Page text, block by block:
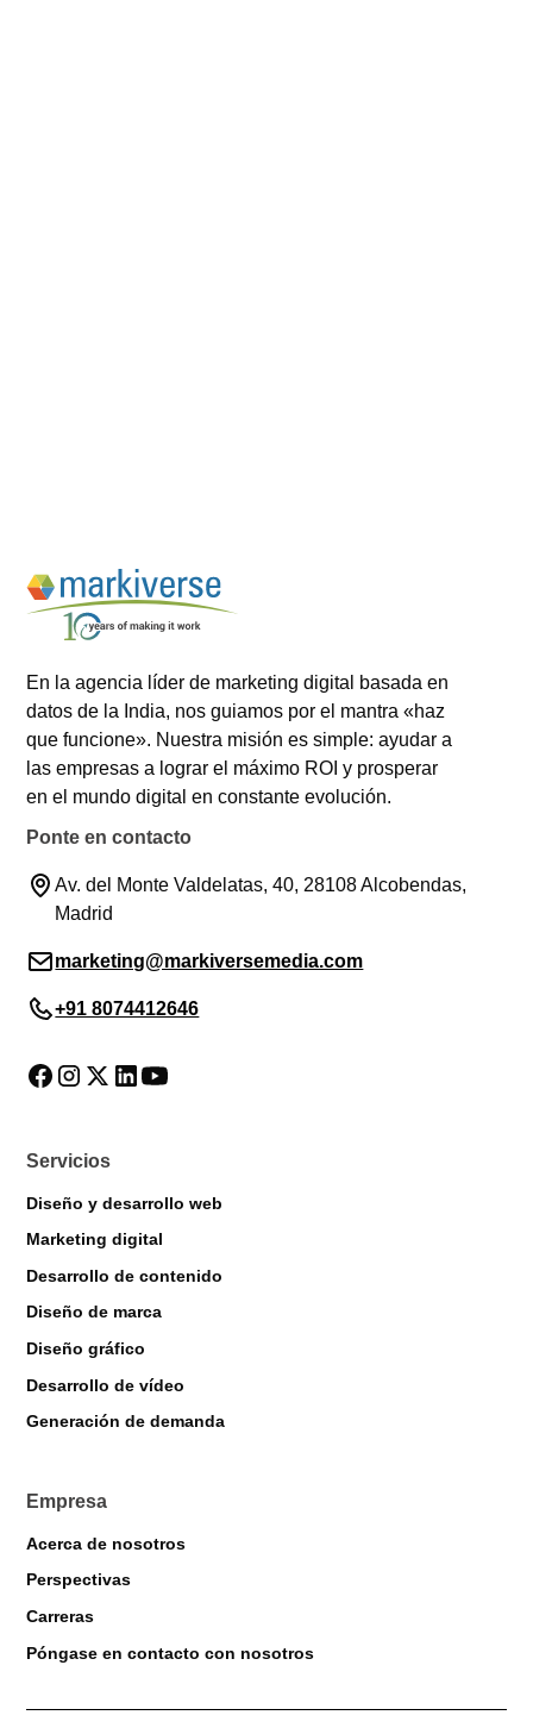
En la agencia líder de marketing digital basada en
datos de la India, nos guiamos por el mantra «haz
que funcione». Nuestra misión es simple: ayudar a
las empresas a lograr el máximo ROI y prosperar
en el mundo digital en constante evolución.
Ponte en contacto
Av. del Monte Valdelatas, 40, 28108 Alcobendas,
Madrid
marketing@markiversemedia.com
+91 8074412646
Servicios
Diseño y desarrollo web
Marketing digital
Desarrollo de contenido
Diseño de marca
Diseño gráfico
Desarrollo de vídeo
Generación de demanda
Empresa
Acerca de nosotros
Perspectivas
Carreras
Póngase en contacto con nosotros
Markiverse Assistant
Online · Always available